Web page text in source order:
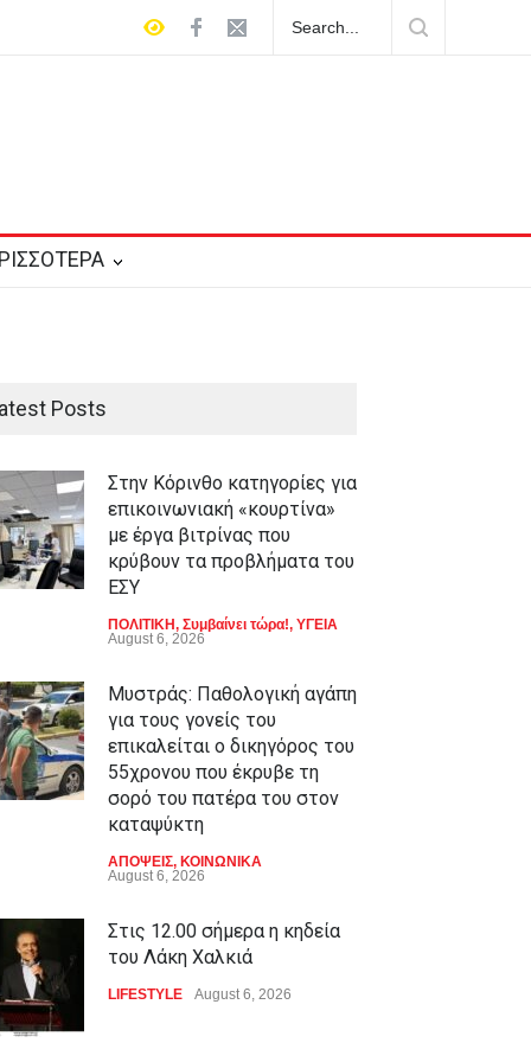
η κηδεία του Λάκη Χαλκιά
Posts
Στην Κόρινθο κατηγορίες για
επικοινωνιακή «κουρτίνα»
με έργα βιτρίνας που
κρύβουν τα προβλήματα του
ΕΣΥ
ΠΟΛΙΤΙΚΗ, Συμβαίνει τώρα!, ΥΓΕΙΑ
August 6, 2026
Μυστράς: Παθολογική αγάπη
για τους γονείς του
επικαλείται ο δικηγόρος του
55χρονου που έκρυβε τη
σορό του πατέρα του στον
καταψύκτη
ΑΠΟΨΕΙΣ, ΚΟΙΝΩΝΙΚΑ
August 6, 2026
Στις 12.00 σήμερα η κηδεία
του Λάκη Χαλκιά
LIFESTYLE August 6, 2026